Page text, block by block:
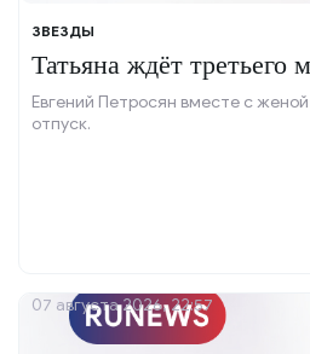
ЗВЕЗДЫ
Татьяна ждёт третьего
Евгений Петросян вместе с
отпуск.
07 августа 2026, 22:57